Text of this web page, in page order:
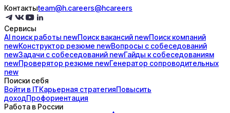
Контактыteam@h.careers@hcareers
Сервисы
AI поискработы newПоисквакансий newПоисккомпаний
newКонструктор резюме newВопросы с собеседований
newЗадачи с собеседований newГайды ксобеседованиям
newПроверятор резюме newГенератор сопроводительных
new
Поиски себя
Войти в ITКарьерная стратегияПовысить
доходПрофориентация
Работа в России